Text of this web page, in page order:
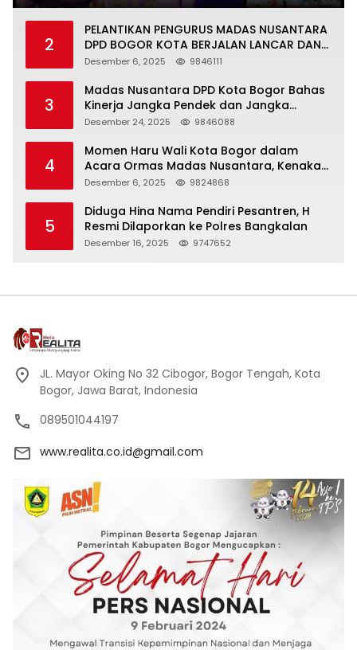
2
PELANTIKAN PENGURUS MADAS NUSANTARA
DPD BOGOR KOTA BERJALAN LANCAR DAN
KHIDMAT
Desember 6, 2025 9846111
3
Madas Nusantara DPD Kota Bogor Bahas
Kinerja Jangka Pendek dan Jangka
Panjang
Desember 24, 2025 9846088
4
Momen Haru Wali Kota Bogor dalam
Acara Ormas Madas Nusantara, Kenakan
Peci Hitam Tinggi sebagai Simbol
Desember 6, 2025 9824868
5
Diduga Hina Nama Pendiri Pesantren, H
Resmi Dilaporkan ke Polres Bangkalan
Desember 16, 2025 9747652
JL. Mayor Oking No 32 Cibogor, Bogor Tengah, Kota
Bogor, Jawa Barat, Indonesia
089501044197
www.realita.co.id@gmail.com